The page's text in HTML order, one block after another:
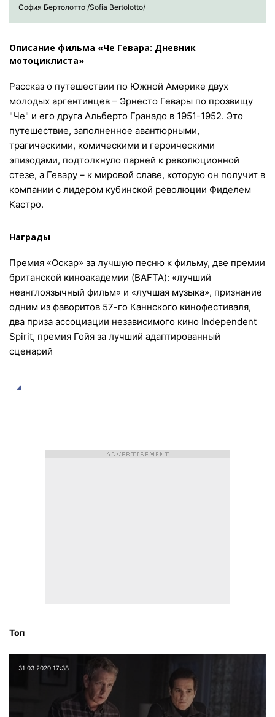
София Бертолотто /Sofia Bertolotto/
Описание фильма «Че Гевара: Дневник
мотоциклиста»
Рассказ о путешествии по Южной Америке двух
молодых аргентинцев – Эрнесто Гевары по прозвищу
"Че" и его друга Альберто Гранадо в 1951-1952. Это
путешествие, заполненное авантюрными,
трагическими, комическими и героическими
эпизодами, подтолкнуло парней к революционной
стезе, а Гевару – к мировой славе, которую он получит в
компании с лидером кубинской революции Фиделем
Кастро.
Награды
Премия «Оскар» за лучшую песню к фильму, две премии
британской киноакадемии (BAFTA): «лучший
неанглоязычный фильм» и «лучшая музыка», признание
одним из фаворитов 57-го Каннского кинофестиваля,
два приза ассоциации независимого кино Independent
Spirit, премия Гойя за лучший адаптированный
сценарий
Топ
31⋅03⋅2020 17:38